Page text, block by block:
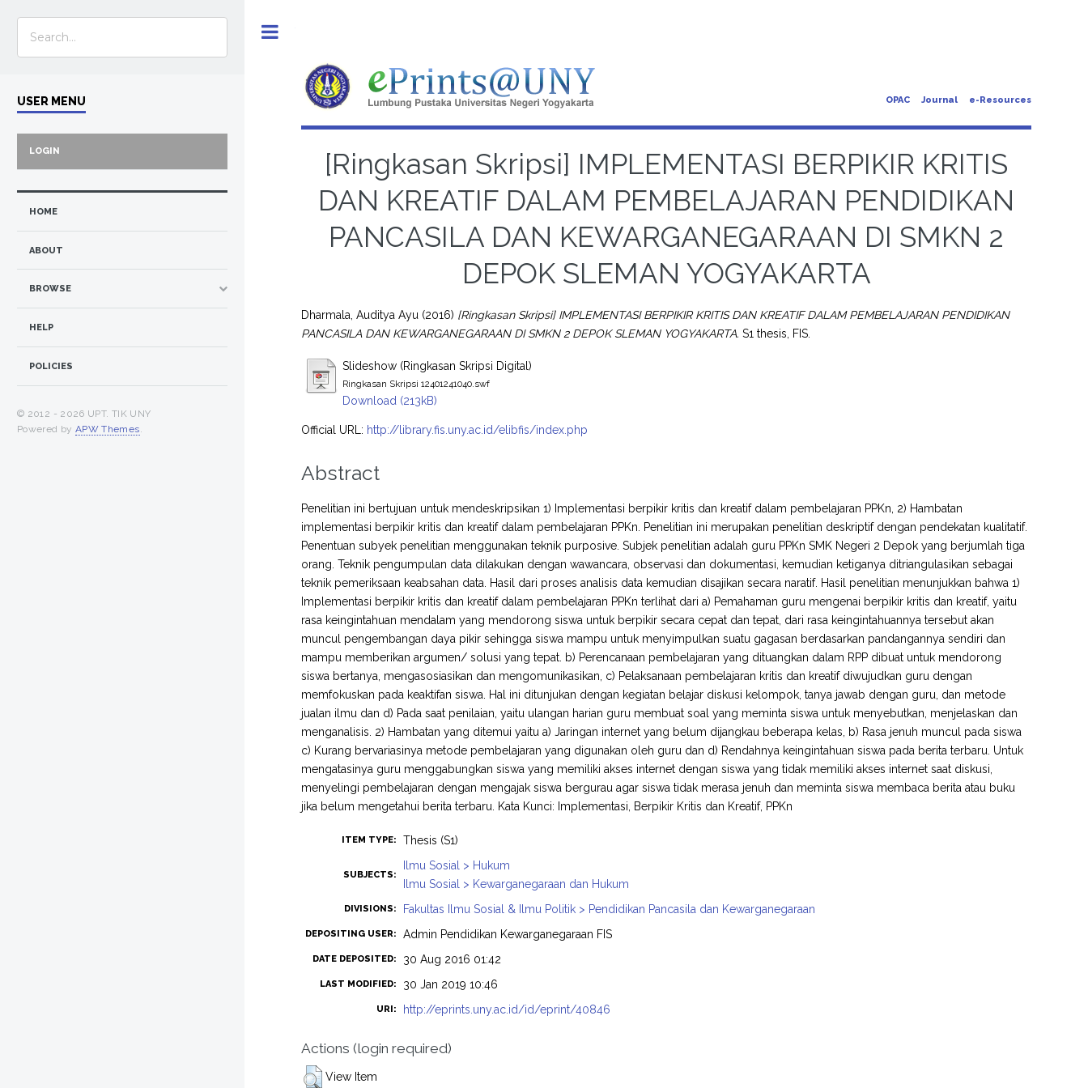
OPAC Journal e-Resources
[Ringkasan Skripsi] IMPLEMENTASI BERPIKIR KRITIS
DAN KREATIF DALAM PEMBELAJARAN PENDIDIKAN
PANCASILA DAN KEWARGANEGARAAN DI SMKN 2
DEPOK SLEMAN YOGYAKARTA
Dharmala, Auditya Ayu (2016) [Ringkasan Skripsi] IMPLEMENTASI BERPIKIR KRITIS DAN KREATIF DALAM PEMBELAJARAN PENDIDIKAN
PANCASILA DAN KEWARGANEGARAAN DI SMKN 2 DEPOK SLEMAN YOGYAKARTA. S1 thesis, FIS.
Slideshow (Ringkasan Skripsi Digital)
Ringkasan Skripsi 12401241040.swf
Download (213kB)
Official URL: http://library.fis.uny.ac.id/elibfis/index.php
Abstract
Penelitian ini bertujuan untuk mendeskripsikan 1) Implementasi berpikir kritis dan kreatif dalam pembelajaran PPKn, 2) Hambatan
implementasi berpikir kritis dan kreatif dalam pembelajaran PPKn. Penelitian ini merupakan penelitian deskriptif dengan pendekatan kualitatif.
Penentuan subyek penelitian menggunakan teknik purposive. Subjek penelitian adalah guru PPKn SMK Negeri 2 Depok yang berjumlah tiga
orang. Teknik pengumpulan data dilakukan dengan wawancara, observasi dan dokumentasi, kemudian ketiganya ditriangulasikan sebagai
teknik pemeriksaan keabsahan data. Hasil dari proses analisis data kemudian disajikan secara naratif. Hasil penelitian menunjukkan bahwa 1)
Implementasi berpikir kritis dan kreatif dalam pembelajaran PPKn terlihat dari a) Pemahaman guru mengenai berpikir kritis dan kreatif, yaitu
rasa keingintahuan mendalam yang mendorong siswa untuk berpikir secara cepat dan tepat, dari rasa keingintahuannya tersebut akan
muncul pengembangan daya pikir sehingga siswa mampu untuk menyimpulkan suatu gagasan berdasarkan pandangannya sendiri dan
mampu memberikan argumen/ solusi yang tepat. b) Perencanaan pembelajaran yang dituangkan dalam RPP dibuat untuk mendorong
siswa bertanya, mengasosiasikan dan mengomunikasikan, c) Pelaksanaan pembelajaran kritis dan kreatif diwujudkan guru dengan
memfokuskan pada keaktifan siswa. Hal ini ditunjukan dengan kegiatan belajar diskusi kelompok, tanya jawab dengan guru, dan metode
jualan ilmu dan d) Pada saat penilaian, yaitu ulangan harian guru membuat soal yang meminta siswa untuk menyebutkan, menjelaskan dan
menganalisis. 2) Hambatan yang ditemui yaitu a) Jaringan internet yang belum dijangkau beberapa kelas, b) Rasa jenuh muncul pada siswa
c) Kurang bervariasinya metode pembelajaran yang digunakan oleh guru dan d) Rendahnya keingintahuan siswa pada berita terbaru. Untuk
mengatasinya guru menggabungkan siswa yang memiliki akses internet dengan siswa yang tidak memiliki akses internet saat diskusi,
menyelingi pembelajaran dengan mengajak siswa bergurau agar siswa tidak merasa jenuh dan meminta siswa membaca berita atau buku
jika belum mengetahui berita terbaru. Kata Kunci: Implementasi, Berpikir Kritis dan Kreatif, PPKn
ITEM TYPE: Thesis (S1)
SUBJECTS:
Ilmu Sosial > Hukum
Ilmu Sosial > Kewarganegaraan dan Hukum
DIVISIONS: Fakultas Ilmu Sosial & Ilmu Politik > Pendidikan Pancasila dan Kewarganegaraan
DEPOSITING USER: Admin Pendidikan Kewarganegaraan FIS
DATE DEPOSITED: 30 Aug 2016 01:42
LAST MODIFIED: 30 Jan 2019 10:46
URI: http://eprints.uny.ac.id/id/eprint/40846
Actions (login required)
View Item
USER MENU
LOGIN
HOME
ABOUT
BROWSE
HELP
POLICIES
© 2012 - 2026 UPT. TIK UNY
Powered by APW Themes